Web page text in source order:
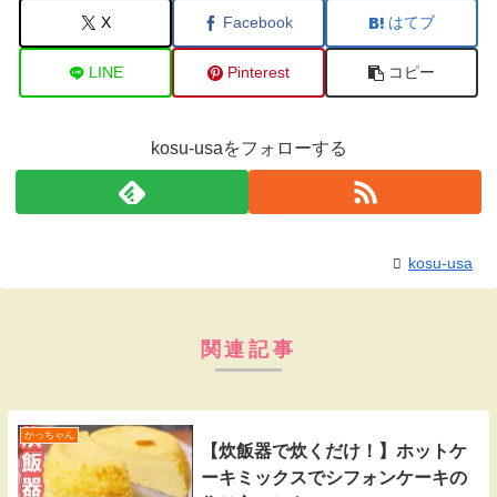
X Facebook はてブ
LINE Pinterest コピー
kosu-usaをフォローする
kosu-usa
関連記事
かっちゃん
【炊飯器で炊くだけ！】ホットケ
ーキミックスでシフォンケーキの